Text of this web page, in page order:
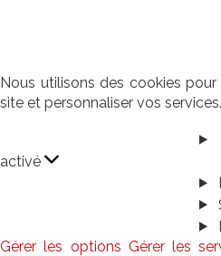
Nous utilisons des cookies
site et personnaliser vos services.
activé
Gérer les options Gérer les